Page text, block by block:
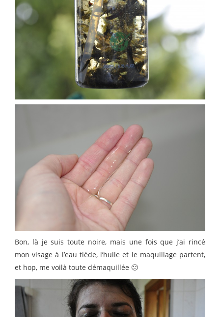
Bon, là je suis toute noire, mais une fois que j’ai rincé
mon visage à l’eau tiède, l’huile et le maquillage partent,
et hop, me voilà toute démaquillée 🙂